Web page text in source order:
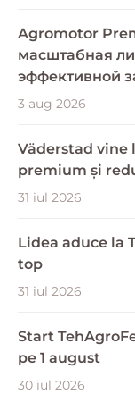
Agromotor
масштабная
эффективной
3 aug 2026
Väderstad vine
premium și
31 iul 2026
Lidea aduce la
top
31 iul 2026
Start
pe 1 august
30 iul 2026